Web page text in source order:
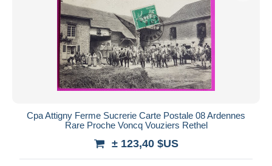
Cpa Attigny Ferme Sucrerie Carte Postale 08 Ardennes
Rare Proche Voncq Vouziers Rethel
± 123,40 $US